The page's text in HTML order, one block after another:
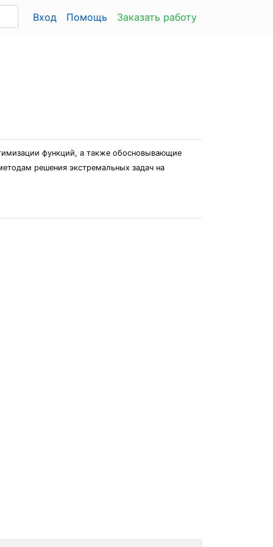
Вход Помощь Заказать работу
функций, а также обосновывающие
решения экстремальных задач на